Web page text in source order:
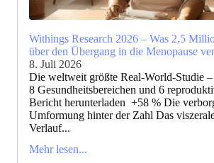
Withings Research 2026 – Was 2,5
über den Übergang in die Menopause
8. Juli 2026
Die weltweit größte Real-World-Studie
8 Gesundheitsbereichen und 6
Bericht herunterladen +58 % Die
Umformung hinter der Zahl Das
Verlauf...
Mehr lesen...